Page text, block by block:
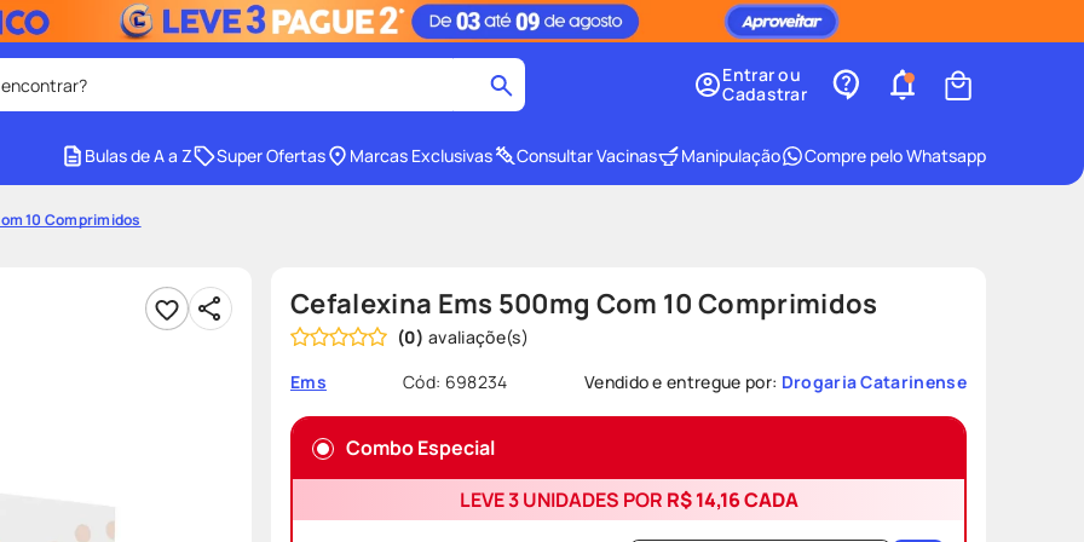
8º
protetor solar
Entrar ou
Cadastrar
Bulas de A a Z Super Ofertas Marcas Exclusivas Consultar Vacinas Manipulação Compre pelo Whatsapp
10 Comprimidos
Cefalexina Ems 500mg Com 10 Comprimidos
(0)
Ems
Cód: 698234 Vendido e entregue por: Drogaria Catarinense
Combo Especial
LEVE 3 UNIDADES POR R$ 14,16CADA